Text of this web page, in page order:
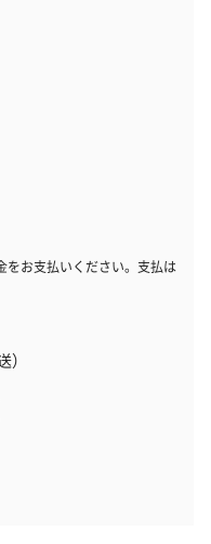
をお支払いください。支払は